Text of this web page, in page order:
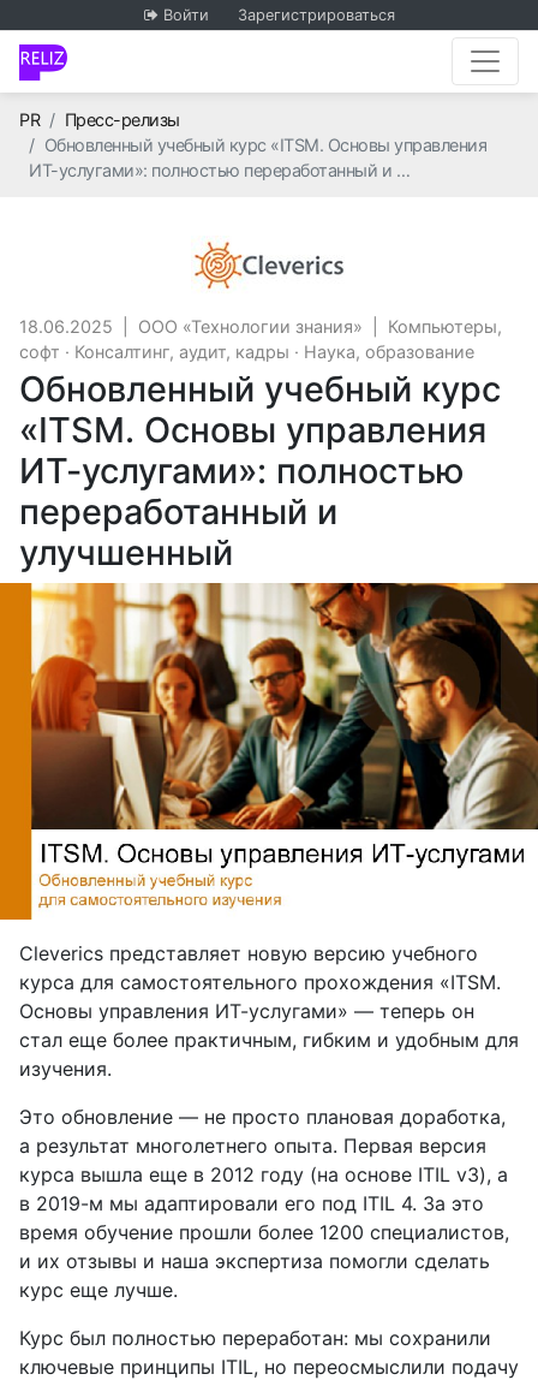
Войти Зарегистрироваться
PRГлавная
Пресс-релизы
Обновленный учебный курс «ITSM. Основы управления
ИТ-услугами»: полностью переработанный и …
18.06.2025 ООО «Технологии знания»
Компьютеры,
софт · Консалтинг, аудит, кадры · Наука, образование
Обновленный учебный курс
«ITSM. Основы управления
ИТ-услугами»: полностью
переработанный и
улучшенный
Cleverics представляет новую версию учебного
курса для самостоятельного прохождения «ITSM.
Основы управления ИТ-услугами» — теперь он
стал еще более практичным, гибким и удобным для
изучения.
Это обновление — не просто плановая доработка,
а результат многолетнего опыта. Первая версия
курса вышла еще в 2012 году (на основе ITIL v3), а
в 2019-м мы адаптировали его под ITIL 4. За это
время обучение прошли более 1200 специалистов,
и их отзывы и наша экспертиза помогли сделать
курс еще лучше.
Курс был полностью переработан: мы сохранили
ключевые принципы ITIL, но переосмыслили подачу